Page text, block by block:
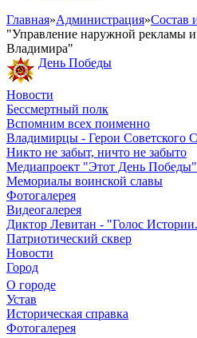
Главная»Администрация»Состав
"Управление наружной рекламы
Владимира"
День Победы
Новости
Бессмертный полк
Вспомним всех поименно
Владимирцы - Герои Советского
Никто не забыт, ничто не забыто
Медиапроект "Этот День Победы"
Мемориалы воинской славы
Фотогалерея
Видеогалерея
Диктор Левитан - "Голос
Патриотический сквер
Новости
Город
О городе
Устав
Историческая справка
Фотогалерея